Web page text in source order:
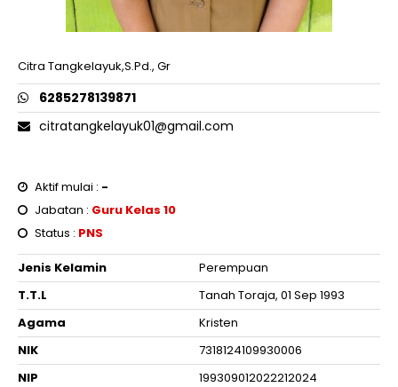
Citra Tangkelayuk,S.Pd., Gr
6285278139871
citratangkelayuk01@gmail.com
Aktif mulai : -
Jabatan : Guru Kelas 10
Status : PNS
Jenis Kelamin
Perempuan
T.T.L
Tanah Toraja, 01 Sep 1993
Agama
Kristen
NIK
7318124109930006
NIP
199309012022212024